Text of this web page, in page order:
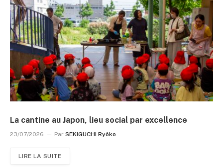
La cantine au Japon, lieu social par excellence
23/07/2026 Par SEKIGUCHI Ryôko
LIRE LA SUITE